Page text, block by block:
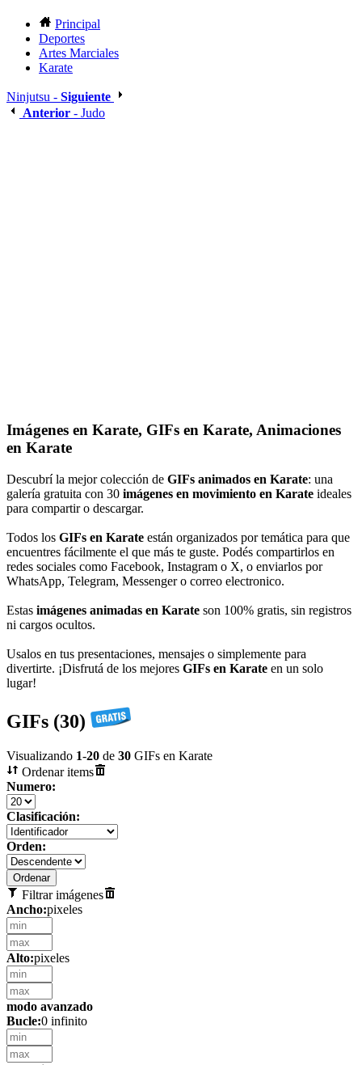
Principal
Deportes
Artes Marciales
Karate
Ninjutsu - Siguiente
Anterior - Judo
Imágenes en Karate, GIFs en Karate, Animaciones
en Karate
Descubrí la mejor colección de GIFs animados en Karate: una
galería gratuita con 30 imágenes en movimiento en Karate ideales
para compartir o descargar.
Todos los GIFs en Karate están organizados por temática para que
encuentres fácilmente el que más te guste. Podés compartirlos en
redes sociales como Facebook, Instagram o X, o enviarlos por
WhatsApp, Telegram, Messenger o correo electronico.
Estas imágenes animadas en Karate son 100% gratis, sin registros
ni cargos ocultos.
Usalos en tus presentaciones, mensajes o simplemente para
divertirte. ¡Disfrutá de los mejores GIFs en Karate en un solo
lugar!
GIFs (30)
Visualizando 1-20 de 30 GIFs en Karate
Ordenar items
Numero:
Clasificación:
Orden:
Filtrar imágenes
Ancho:pixeles
Alto:pixeles
modo avanzado
Bucle:0 infinito